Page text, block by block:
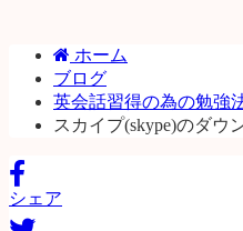
ホーム
ブログ
英会話習得の為の勉強
スカイプ(skype)のダウ
シェア